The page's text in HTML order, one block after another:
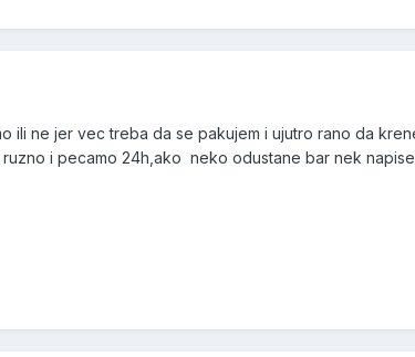
ili ne jer vec treba da se pakujem i ujutro rano da
i pecamo 24h,ako neko odustane bar nek